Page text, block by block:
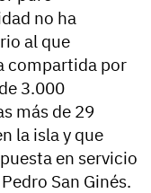
no ha
al que
compartida por
3.000
más de 29
la isla y que
en servicio
San Ginés.